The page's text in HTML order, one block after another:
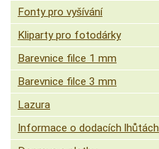
Fonty pro vyšívání
Kliparty pro fotodárky
Barevnice filce 1 mm
Barevnice filce 3 mm
Lazura
Informace o dodacích lhůtách